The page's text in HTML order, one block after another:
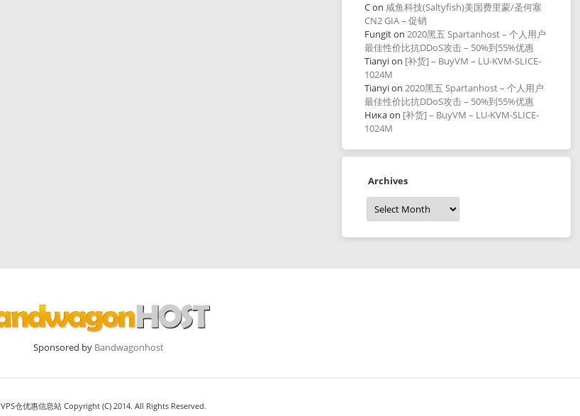
Con 咸鱼科技(Saltyfish)美国费里蒙/圣何塞
CN2 GIA – 促销
Fungiton2020黑五 Spartanhost – 个人用户
最佳性价比抗DDoS攻击 – 50%到55%优惠
Tianyion [补货] – BuyVM – LU-KVM-SLICE-
1024M
Tianyion2020黑五 Spartanhost – 个人用户
最佳性价比抗DDoS攻击 – 50%到55%优惠
Никаon [补货] – BuyVM – LU-KVM-SLICE-
1024M
Archives
Archives
Sponsored by Bandwagonhost
VPS仓优惠信息站 Copyright (C) 2014. All Rights Reserved.